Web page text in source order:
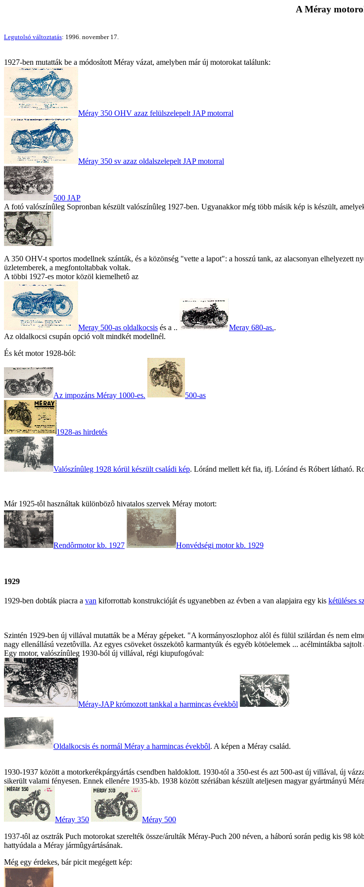
A Méray
Legutolsó változtatás: 1996. november 17.
1927-ben mutatták be a módosított Méray vázat, amelyben már új motorokat találunk:
Méray 350 OHV azaz felülszelepelt JAP motorral
Méray 350 sv azaz oldalszelepelt JAP motorral
500 JAP
A fotó valószínûleg Sopronban készült valószínûleg 1927-ben. Ugyanakkor még több másik kép is készült,
A 350 OHV-t sportos modellnek szánták, és a közönség "vette a lapot": a hosszú tank, az alacsonyan elhelyezett
üzletemberek, a megfontoltabbak voltak.
A többi 1927-es motor közöl kiemelhetô az
Meray 500-as oldalkocsis és a .. Meray 680-as..
Az oldalkocsi csupán opció volt mindkét modellnél.
És két motor 1928-ból:
Az impozáns Méray 1000-es. 500-as
1928-as hirdetés
Valószínûleg 1928 kórül készült családi kép. Lóránd mellett két fia, ifj. Lóránd és Róbert látható.
Már 1925-tôl használtak különbözô hivatalos szervek Méray motort:
Rendôrmotor kb. 1927 Honvédségi motor kb. 1929
1929
1929-ben dobták piacra a van kiforrottab konstrukcióját és ugyanebben az évben a van alapjaira egy kis kétüléses
Szintén 1929-ben új villával mutatták be a Méray gépeket. "A kormányoszlophoz alól és fülül szilárdan és nem
nagy ellenállású vezetôvilla. Az egyes csöveket összekötô karmantyúk és egyéb kötöelemek ... acélmintákba
Egy motor, valószínûleg 1930-ból új villával, régi kiupufogóval:
Méray-JAP krómozott tankkal a harmincas évekbôl
Oldalkocsis és normál Méray a harmincas évekbôl. A képen a Méray család.
1930-1937 között a motorkerékpárgyártás csendben haldoklott. 1930-tól a 350-est és azt 500-ast új villával, új
sikerült valami fényesen. Ennek ellenére 1935-kb. 1938 között szériában készült ateljesen magyar gyártmányú
Méray 350
Méray 500
1937-tôl az osztrák Puch motorokat szerelték össze/árulták Méray-Puch 200 néven, a háború során pedig kis 98
hattyúdala a Méray jármûgyártásának.
Még egy érdekes, bár picit megégett kép: